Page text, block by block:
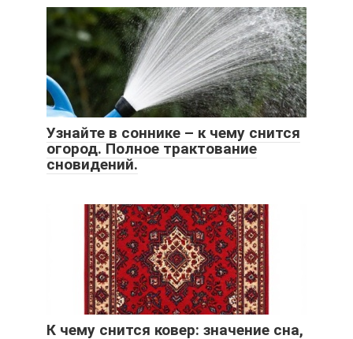
Узнайте в соннике – к чему снится
огород. Полное трактование
сновидений.
К чему снится ковер: значение сна,